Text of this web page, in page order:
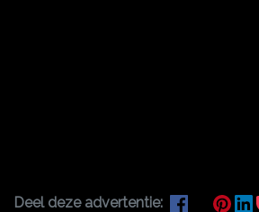
Deel deze advertentie: